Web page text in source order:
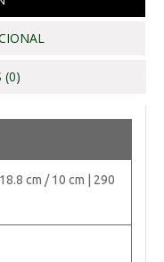
(0)
cm / 10 cm | 290